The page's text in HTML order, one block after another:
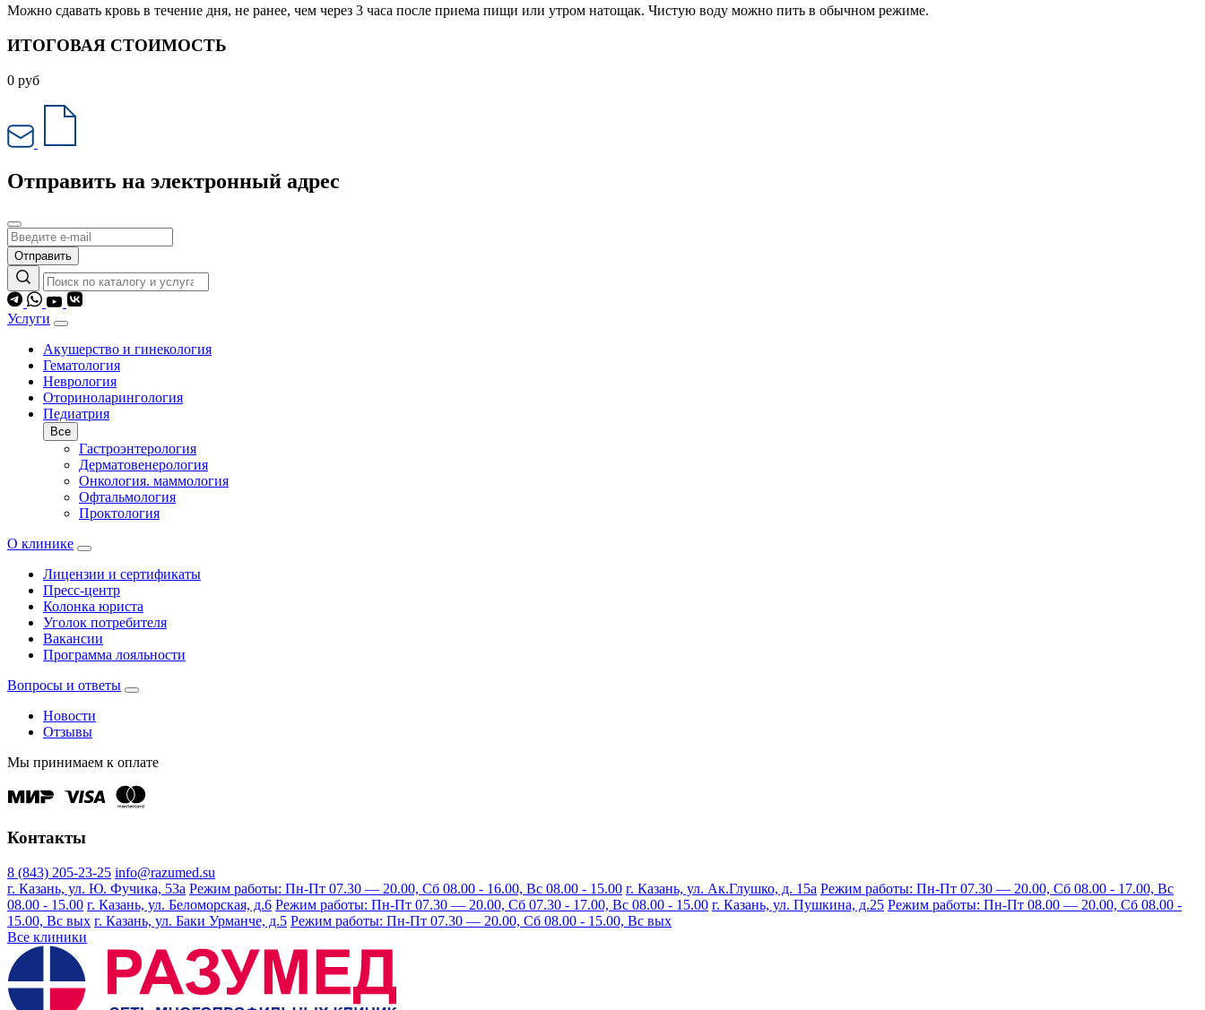
Можно сдавать кровь в течение дня, не ранее, чем через 3 часа после приема пищи или утром натощак. Чистую воду можно пить в обычном режиме.
ИТОГОВАЯ СТОИМОСТЬ
0 руб
Отправить на электронный адрес
Отправить
Услуги
Акушерство и гинекология
Гематология
Неврология
Оториноларингология
Педиатрия
Все
Гастроэнтерология
Дерматовенерология
Онкология. маммология
Офтальмология
Проктология
О клинике
Лицензии и сертификаты
Пресс-центр
Колонка юриста
Уголок потребителя
Вакансии
Программа лояльности
Вопросы и ответы
Новости
Отзывы
Мы принимаем к оплате
Контакты
8 (843) 205-23-25 info@razumed.su
г. Казань, ул. Ю. Фучика, 53а Режим работы: Пн-Пт 07.30 — 20.00, Сб 08.00 - 16.00, Вс 08.00 - 15.00 г. Казань, ул. Ак.Глушко, д. 15а Режим работы: Пн-Пт 07.30 — 20.00, Сб 08.00 - 17.00, Вс
08.00 - 15.00 г. Казань, ул. Беломорская, д.6 Режим работы: Пн-Пт 07.30 — 20.00, Сб 07.30 - 17.00, Вс 08.00 - 15.00 г. Казань, ул. Пушкина, д.25 Режим работы: Пн-Пт 08.00 — 20.00, Сб 08.00 -
15.00, Вс вых г. Казань, ул. Баки Урманче, д.5 Режим работы: Пн-Пт 07.30 — 20.00, Сб 08.00 - 15.00, Вс вых
Все клиники